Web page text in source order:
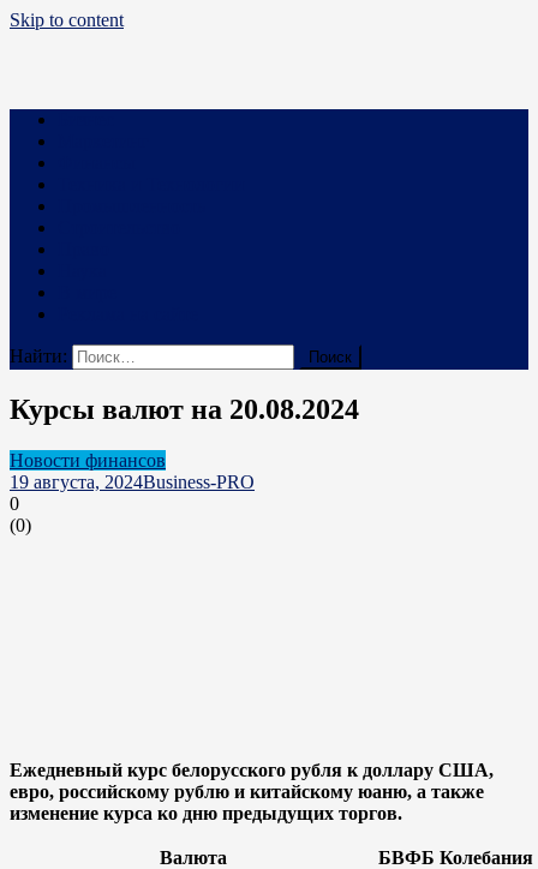
Skip to content
Business PRO
Новости про бизнес и не только
Найти:
Курсы валют на 20.08.2024
Новости финансов
19 августа, 2024Business-PRO
0
(0)
Ежедневный курс белорусского рубля к доллару США,
евро, российскому рублю и китайскому юаню, а также
изменение курса ко дню предыдущих торгов.
Валюта БВФБ Колебания